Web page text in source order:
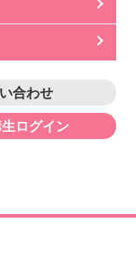
合わせ
ログイン